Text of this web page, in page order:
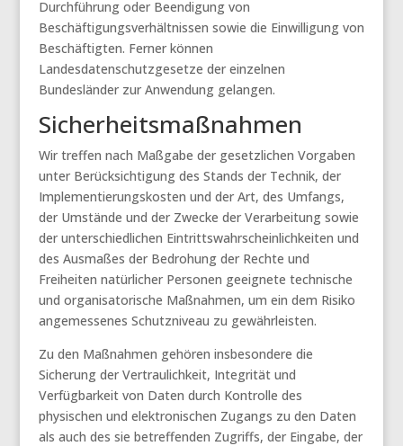
Durchführung oder Beendigung von
Beschäftigungsverhältnissen sowie die Einwilligung von
Beschäftigten. Ferner können
Landesdatenschutzgesetze der einzelnen
Bundesländer zur Anwendung gelangen.
Sicherheitsmaßnahmen
Wir treffen nach Maßgabe der gesetzlichen Vorgaben
unter Berücksichtigung des Stands der Technik, der
Implementierungskosten und der Art, des Umfangs,
der Umstände und der Zwecke der Verarbeitung sowie
der unterschiedlichen Eintrittswahrscheinlichkeiten und
des Ausmaßes der Bedrohung der Rechte und
Freiheiten natürlicher Personen geeignete technische
und organisatorische Maßnahmen, um ein dem Risiko
angemessenes Schutzniveau zu gewährleisten.
Zu den Maßnahmen gehören insbesondere die
Sicherung der Vertraulichkeit, Integrität und
Verfügbarkeit von Daten durch Kontrolle des
physischen und elektronischen Zugangs zu den Daten
als auch des sie betreffenden Zugriffs, der Eingabe, der